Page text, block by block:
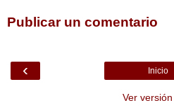
Publicar un comentario
‹ Inicio
Ver